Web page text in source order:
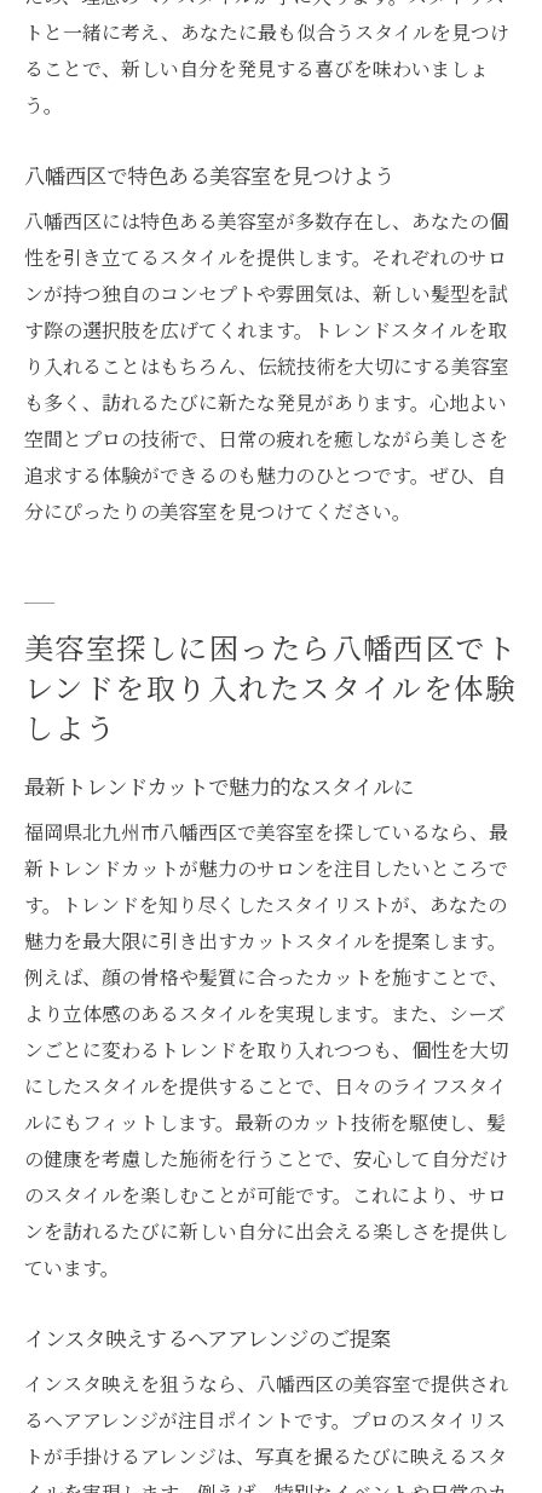
ローカルな魅力を感じるサロン巡り
八幡西区で新しい自分を発見しよう
トと一緒に考え、あなたに最も似合うスタイルを見つけ
ることで、新しい自分を発見する喜びを味わいましょ
う。
八幡西区で特色ある美容室を見つけよう
八幡西区には特色ある美容室が多数存在し、あなたの個
性を引き立てるスタイルを提供します。それぞれのサロ
ンが持つ独自のコンセプトや雰囲気は、新しい髪型を試
す際の選択肢を広げてくれます。トレンドスタイルを取
り入れることはもちろん、伝統技術を大切にする美容室
も多く、訪れるたびに新たな発見があります。心地よい
空間とプロの技術で、日常の疲れを癒しながら美しさを
追求する体験ができるのも魅力のひとつです。ぜひ、自
分にぴったりの美容室を見つけてください。
美容室探しに困ったら八幡西区でト
レンドを取り入れたスタイルを体験
しよう
最新トレンドカットで魅力的なスタイルに
福岡県北九州市八幡西区で美容室を探しているなら、最
新トレンドカットが魅力のサロンを注目したいところで
す。トレンドを知り尽くしたスタイリストが、あなたの
魅力を最大限に引き出すカットスタイルを提案します。
例えば、顔の骨格や髪質に合ったカットを施すことで、
より立体感のあるスタイルを実現します。また、シーズ
ンごとに変わるトレンドを取り入れつつも、個性を大切
にしたスタイルを提供することで、日々のライフスタイ
ルにもフィットします。最新のカット技術を駆使し、髪
の健康を考慮した施術を行うことで、安心して自分だけ
のスタイルを楽しむことが可能です。これにより、サロ
ンを訪れるたびに新しい自分に出会える楽しさを提供し
ています。
インスタ映えするヘアアレンジのご提案
インスタ映えを狙うなら、八幡西区の美容室で提供され
るヘアアレンジが注目ポイントです。プロのスタイリス
トが手掛けるアレンジは、写真を撮るたびに映えるスタ